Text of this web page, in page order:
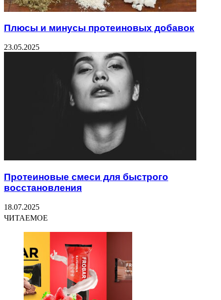
Плюсы и минусы протеиновых добавок
23.05.2025
Протеиновые смеси для быстрого
восстановления
18.07.2025
ЧИТАЕМОЕ